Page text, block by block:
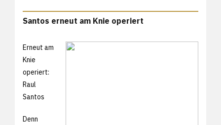
Santos erneut am Knie operiert
Erneut am
Knie
operiert:
Raul
Santos
Denn